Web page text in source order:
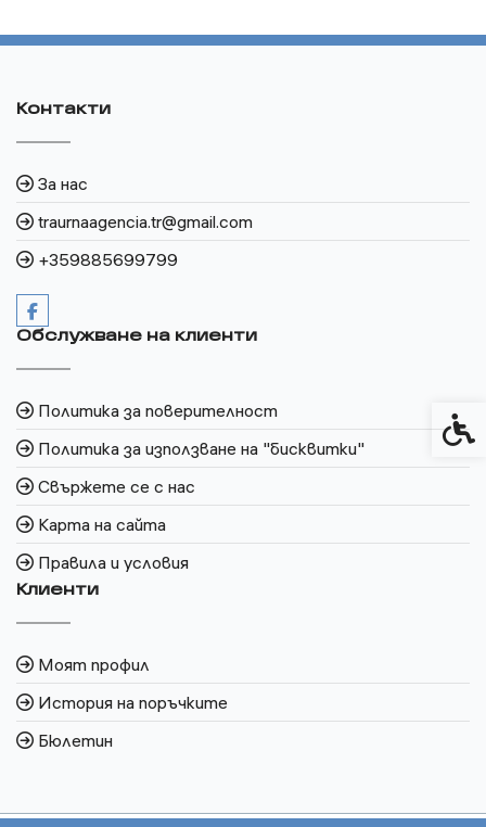
Контакти
За нас
traurnaagencia.tr@gmail.com
+359885699799
Обслужване на клиенти
Политика за поверителност
Политика за използване на "бисквитки"
Свържете се с нас
Карта на сайта
Правила и условия
Клиенти
Моят профил
История на поръчките
Бюлетин